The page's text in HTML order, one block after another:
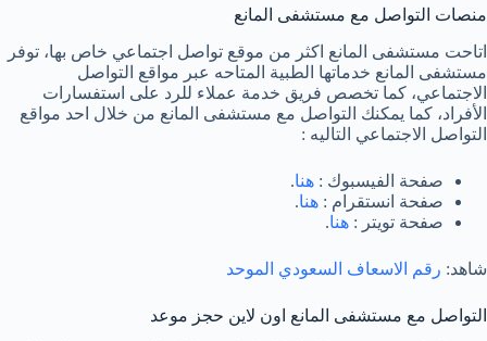
منصات التواصل مع مستشفى المانع
اتاحت مستشفى المانع اكثر من موقع تواصل اجتماعي خاص بها، توفر
مستشفى المانع خدماتها الطبية المتاحه عبر مواقع التواصل
الاجتماعي، كما تخصص فريق خدمة عملاء للرد على استفسارات
الأفراد، كما يمكنك التواصل مع مستشفى المانع من خلال احد مواقع
التواصل الاجتماعي التاليه :
صفحة الفيسبوك : هنا.
صفحة انستقرام : هنا.
صفحة تويتر : هنا.
شاهد: رقم الاسعاف السعودي الموحد
التواصل مع مستشفى المانع اون لاين حجز موعد